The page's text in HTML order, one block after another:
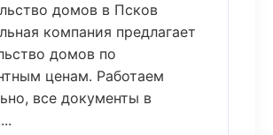
домов в Псков
компания предлагает
домов по
ценам. Работаем
все документы в